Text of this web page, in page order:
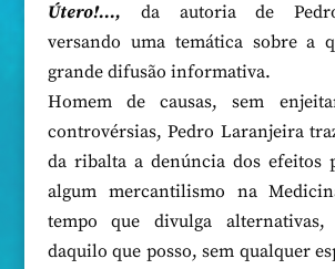
Útero!…, da autoria de
versando uma temática sobre a
grande difusão informativa.
Homem de causas, sem
controvérsias, Pedro Laranjeira
da ribalta a denúncia dos efeitos
algum mercantilismo na
tempo que divulga alternativas,
daquilo que posso, sem qualquer